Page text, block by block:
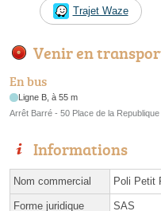
Trajet Waze
Venir en
En bus
Ligne B, à 55 m
Arrêt Barré - 50 Place de la Republique
Informations
Nom commercial Poli Petit
Forme juridique SAS